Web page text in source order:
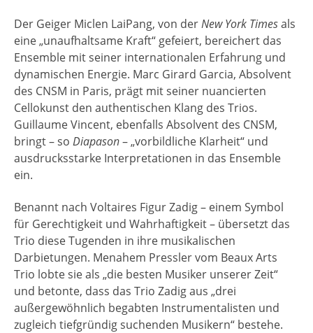
Der Geiger Miclen LaiPang, von derNew York Timesals
eine „unaufhaltsame Kraft“ gefeiert, bereichert das
Ensemble mit seiner internationalen Erfahrung und
dynamischen Energie. Marc Girard Garcia, Absolvent
des CNSM in Paris, prägt mit seiner nuancierten
Cellokunst den authentischen Klang des Trios.
Guillaume Vincent, ebenfalls Absolvent des CNSM,
bringt – so Diapason– „vorbildliche Klarheit“ und
ausdrucksstarke Interpretationen in das Ensemble
ein.
Benannt nach Voltaires Figur Zadig – einem Symbol
für Gerechtigkeit und Wahrhaftigkeit – übersetzt das
Trio diese Tugenden in ihre musikalischen
Darbietungen. Menahem Pressler vom Beaux Arts
Trio lobte sie als „die besten Musiker unserer Zeit“
und betonte, dass das Trio Zadig aus „drei
außergewöhnlich begabten Instrumentalisten und
zugleich tiefgründig suchenden Musikern“ bestehe.